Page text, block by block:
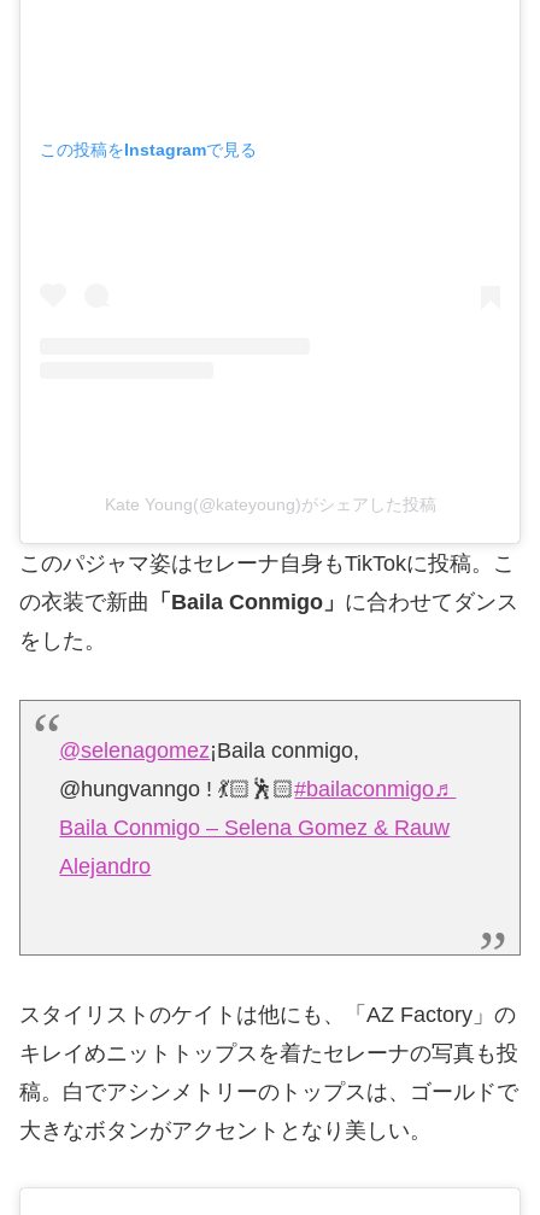
この投稿をInstagramで見る
Kate Young(@kateyoung)がシェアした投稿
このパジャマ姿はセレーナ自身もTikTokに投稿。こ
の衣装で新曲 「Baila Conmigo」 に合わせてダンス
をした。
@selenagomez¡Baila conmigo,
@hungvanngo ! 💃🏻🕺🏻#bailaconmigo♬
Baila Conmigo – Selena Gomez & Rauw
Alejandro
スタイリストのケイトは他にも、「AZ Factory」の
キレイめニットトップスを着たセレーナの写真も投
稿。白でアシンメトリーのトップスは、ゴールドで
大きなボタンがアクセントとなり美しい。